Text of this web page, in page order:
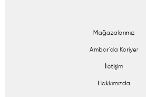
Mağazalarımız
Ambar'da Kariyer
İletişim
Hakkımızda